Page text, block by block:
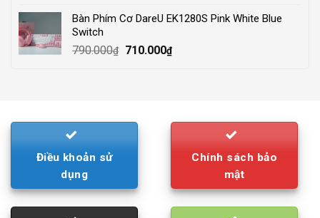
210.000₫.195.000₫.
Bàn Phím Cơ DareU EK1280S Pink White Blue
Switch
790.000₫
Original
710.000₫Current
Điều khoản sử
dụng
Chính sách bảo
mật